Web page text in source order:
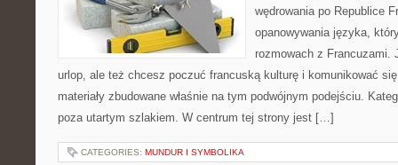
wędrowania po Republice
opanowywania języka,
rozmowach z Francuzami.
urlop, ale też chcesz poczuć francuską kulturę i komunikować
materiały zbudowane właśnie na tym podwójnym podejściu.
poza utartym szlakiem. W centrum tej strony jest […]
CATEGORIES: MUNDUR I SYMBOLIKA